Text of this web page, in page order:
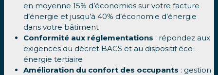
en moyenne 15% d’économies sur votre facture
d’énergie et jusqu’à 40% d’économie d’énergie
dans votre bâtiment
Conformité aux réglementations : répondez aux
exigences du décret BACS et au dispositif éco-
énergie tertiaire
Amélioration du confort des occupants : gestion